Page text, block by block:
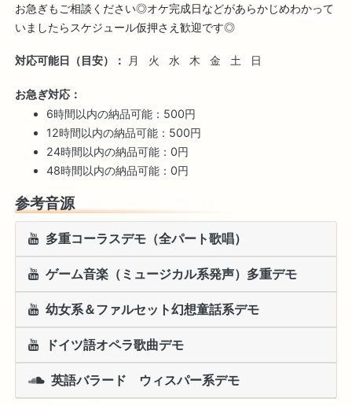
お急ぎもご相談ください◎オケ完成日などがあらかじめわかって
いましたらスケジュール仮押さえ歓迎です◎
対応可能日（目安）： 月 火 水 木 金 土 日
お急ぎ対応：
6時間以内の納品可能：500円
12時間以内の納品可能：500円
24時間以内の納品可能：0円
48時間以内の納品可能：0円
参考音源
多重コーラスデモ（全パート歌唱）
ゲーム音楽（ミュージカル系発声）多重デモ
幼女系＆ファルセット幻想童話系デモ
ドイツ語オペラ歌曲デモ
英語バラード ウィスパー系デモ